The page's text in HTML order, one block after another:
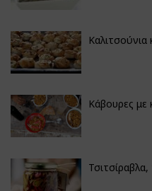
Καλιτσούνια
Κάβουρες με